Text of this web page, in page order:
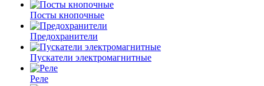
Посты кнопочные
Предохранители
Пускатели электромагнитные
Реле